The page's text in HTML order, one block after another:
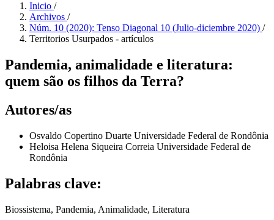
Inicio /
Archivos /
Núm. 10 (2020): Tenso Diagonal 10 (Julio-diciembre 2020) /
Territorios Usurpados - artículos
Pandemia, animalidade e literatura:
quem são os filhos da Terra?
Autores/as
Osvaldo Copertino Duarte Universidade Federal de Rondônia
Heloisa Helena Siqueira Correia Universidade Federal de
Rondônia
Palabras clave:
Biossistema, Pandemia, Animalidade, Literatura